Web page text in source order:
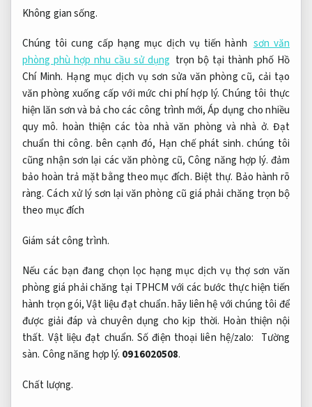
Không gian sống.
Chúng tôi cung cấp hạng mục dịch vụ tiến hành sơn văn
phòng phù hợp nhu cầu sử dụng trọn bộ tại thành phố Hồ
Chí Minh. Hạng mục dịch vụ sơn sửa văn phòng cũ, cải tạo
văn phòng xuống cấp với mức chi phí hợp lý. Chúng tôi thực
hiện lăn sơn và bả cho các công trình mới,Áp dụng cho nhiều
quy mô. hoàn thiện các tòa nhà văn phòng và nhà ở. Đạt
chuẩn thi công. bên cạnh đó, Hạn chế phát sinh. chúng tôi
cũng nhận sơn lại các văn phòng cũ,Công năng hợp lý. đảm
bảo hoàn trả mặt bằng theo mục đích. Biệt thự. Bảo hành rõ
ràng. Cách xử lý sơn lại văn phòng cũ giá phải chăng trọn bộ
theo mục đích
Giám sát công trình.
Nếu các bạn đang chọn lọc hạng mục dịch vụ thợ sơn văn
phòng giá phải chăng tại TPHCM với các bước thực hiện tiến
hành trọn gói,Vật liệu đạt chuẩn.hãy liên hệ với chúng tôi để
được giải đáp và chuyên dụng cho kịp thời. Hoàn thiện nội
thất. Vật liệu đạt chuẩn. Số điện thoại liên hệ/zalo: Tường
sàn. Công năng hợp lý. 0916020508.
Chất lượng.